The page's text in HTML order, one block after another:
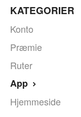
KATEGORIER
Konto
Præmie
Ruter
App
Hjemmeside